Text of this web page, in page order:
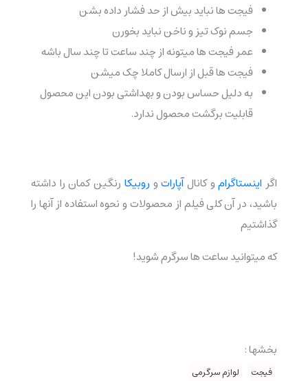
فیجت ها نباید بیش از حد فشار داده بشن
جسم نوک تیز و ناخن نباید بخورن
عمر فیجت ها میتونه از چند ساعت تا چند سال باشه
فیجت ها قبل از ارسال کاملا چک میشن
به دلیل حساس بودن و بهداشتی بودن این محصول
قابلیت برگشت محصول ندارد.
اگر اینستاگرامو کانالآپاراتو روبیکا رنگین کمان را داشته
باشید، در آن کلی فیلم از محصولات و نحوه استفاده از آنها را
گذاشتیم
که میتوانید ساعت ها سرگرم شوید!
بخشها :
فیجت لوازم سرگرمی